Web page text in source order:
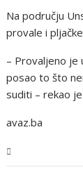
Na području
provale i
– Provaljeno je
posao to što
suditi – rekao
avaz.ba